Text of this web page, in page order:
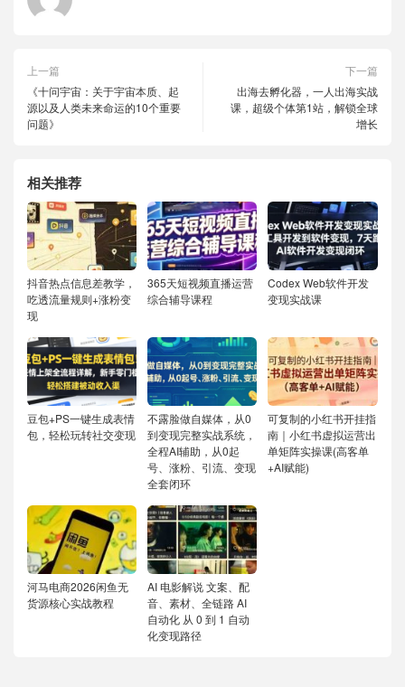
上一篇
《十问宇宙：关于宇宙本质、起
源以及人类未来命运的10个重要
问题》
下一篇
出海去孵化器，一人出海实战
课，​超级个体第1站，解锁全球
增长
相关推荐
抖音热点信息差教学，
吃透流量规则+涨粉变
现
365天短视频直播运营
综合辅导课程
Codex Web软件开发
变现实战课
豆包+PS一键生成表情
包，轻松玩转社交变现
不露脸做自媒体，从0
到变现完整实战系统，
全程AI辅助，从0起
号、涨粉、引流、变现
全套闭环
可复制的小红书开挂指
南｜小红书虚拟运营出
单矩阵实操课(高客单
+AI赋能)
河马电商2026闲鱼无
货源核心实战教程
AI 电影解说 文案、配
音、素材、全链路 AI
自动化 从 0 到 1 自动
化变现路径